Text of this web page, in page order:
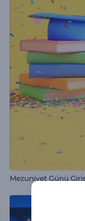
Mezuniyet Günü